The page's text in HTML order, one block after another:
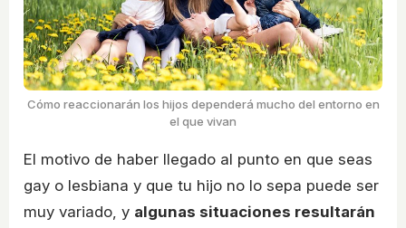
Cómo reaccionarán los hijos dependerá mucho del entorno en
el que vivan
El motivo de haber llegado al punto en que seas
gay o lesbiana y que tu hijo no lo sepa puede ser
muy variado, y algunas situaciones resultarán